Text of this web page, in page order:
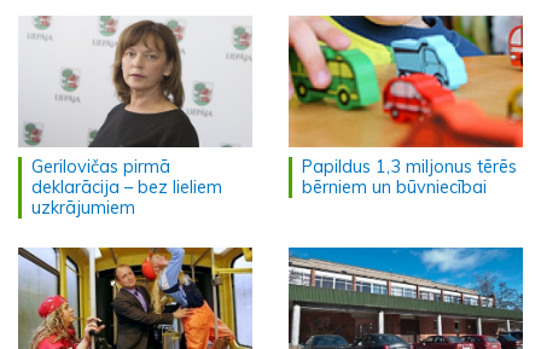
Gerilovičas pirmā
deklarācija – bez lieliem
uzkrājumiem
Papildus 1,3 miljonus tērēs
bērniem un būvniecībai